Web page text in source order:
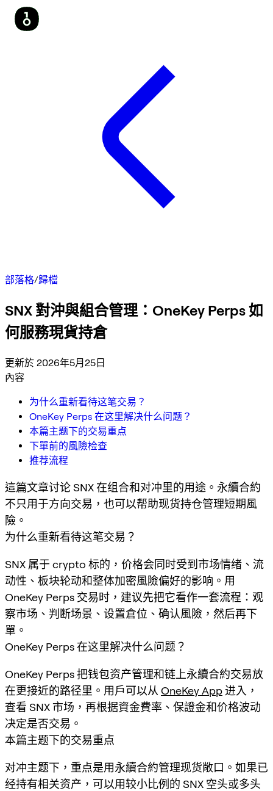
部落格/歸檔
SNX 對沖與組合管理：OneKey Perps 如
何服務現貨持倉
更新於 2026年5月25日
內容
为什么重新看待这笔交易？
OneKey Perps 在这里解决什么问题？
本篇主题下的交易重点
下單前的風險检查
推荐流程
這篇文章讨论 SNX 在组合和对冲里的用途。永續合約
不只用于方向交易，也可以帮助现货持仓管理短期風
險。
为什么重新看待这笔交易？
SNX 属于 crypto 标的，价格会同时受到市场情绪、流
动性、板块轮动和整体加密風險偏好的影响。用
OneKey Perps 交易时，建议先把它看作一套流程：观
察市场、判断场景、设置倉位、确认風險，然后再下
單。
OneKey Perps 在这里解决什么问题？
OneKey Perps 把钱包资产管理和链上永續合約交易放
在更接近的路径里。用戶可以从 OneKey App进入，
查看 SNX 市场，再根据資金費率、保證金和价格波动
决定是否交易。
本篇主题下的交易重点
对冲主题下，重点是用永續合約管理现货敞口。如果已
经持有相关资产，可以用较小比例的 SNX 空头或多头